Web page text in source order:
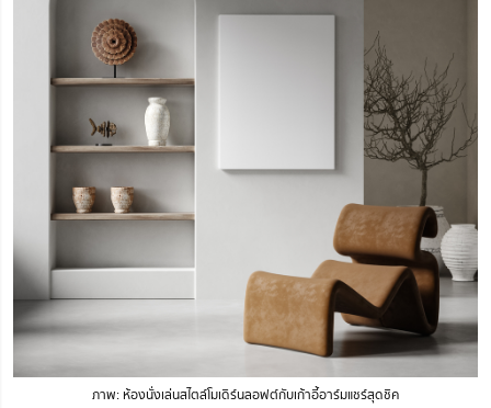
ภาพ: ห้องนั่งเล่นสไตล์โมเดิร์นลอฟต์กับเก้าอี้อาร์มแชร์สุดชิค